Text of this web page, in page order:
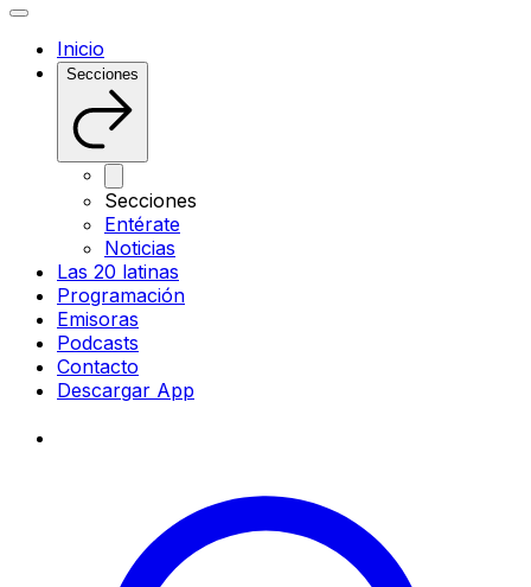
Inicio
Secciones
Secciones
Entérate
Noticias
Las 20 latinas
Programación
Emisoras
Podcasts
Contacto
Descargar App